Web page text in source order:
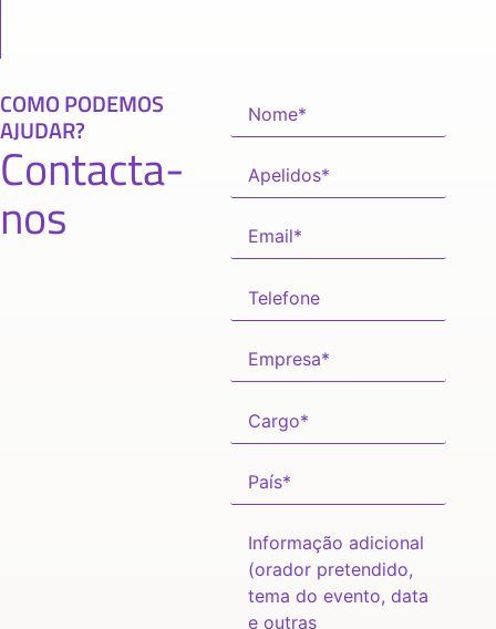
COMO PODEMOS
AJUDAR?
Contacta-
nos